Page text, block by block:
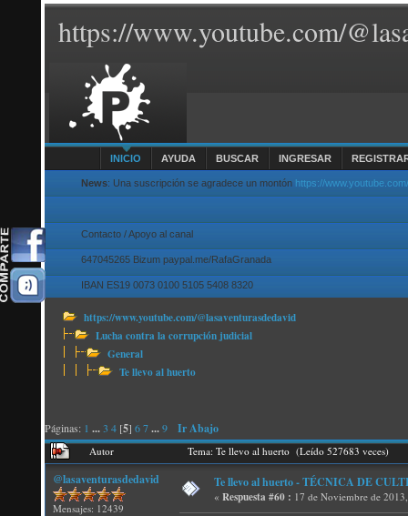
https://www.youtube.com/
INICIO AYUDA BUSCAR INGRESAR
News: Una suscripción se agradece un montón https://
Contacto / Apoyo al canal
647045265 Bizum paypal.me/RafaGranada
IBAN ES19 0073 0100 5105 5408 8320
https://www.youtube.com/@lasaventurasdedavid
Lucha contra la corrupción judicial
General
Te llevo al huerto
Páginas: 1 ...3 4 [5] 67...9 Ir Abajo
Autor Tema: Te llevo al huerto (Leído 527683 veces)
@lasaventurasdedavid
Mensajes: 12439
Te llevo al huerto - TÉCNICA DE
« Respuesta #60 : 17 de Noviembre de